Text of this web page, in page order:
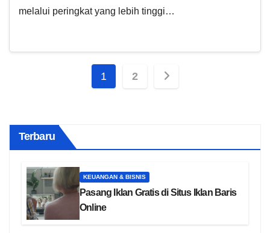
melalui peringkat yang lebih tinggi…
Paginasi
1 2
Terbaru
KEUANGAN & BISNIS
Pasang Iklan Gratis di Situs Iklan Baris
Online